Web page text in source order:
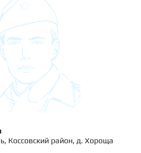
Коссовский район, д. Хороща